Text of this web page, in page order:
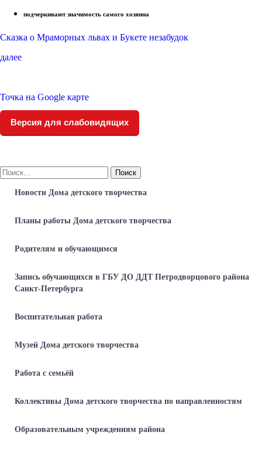
подчеркивают значимость самого хозяина
Сказка о Мраморных львах и Букете незабудок
далее
Точка на Google карте
Версия для слабовидящих
Найти:
Новости Дома детского творчества
Планы работы Дома детского творчества
Родителям и обучающимся
Запись обучающихся в ГБУ ДО ДДТ Петродворцового района
Санкт-Петербурга
Воспитательная работа
Музей Дома детского творчества
Работа с семьёй
Коллективы Дома детского творчества по направленностям
Образовательным учреждениям района